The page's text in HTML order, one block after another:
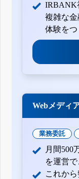
IRBANK
複雑な
体験をつ
Webメディ
業務委託
月間500
を運営で
これか